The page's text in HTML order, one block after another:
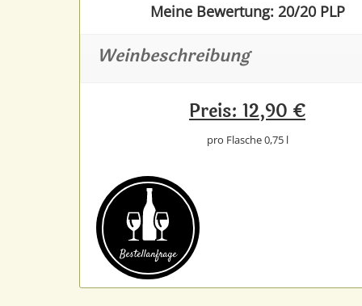
Meine Bewertung: 20/20 PLP
Weinbeschreibung
Preis: 12,90 €
pro Flasche 0,75 l
Bestell­anfrage